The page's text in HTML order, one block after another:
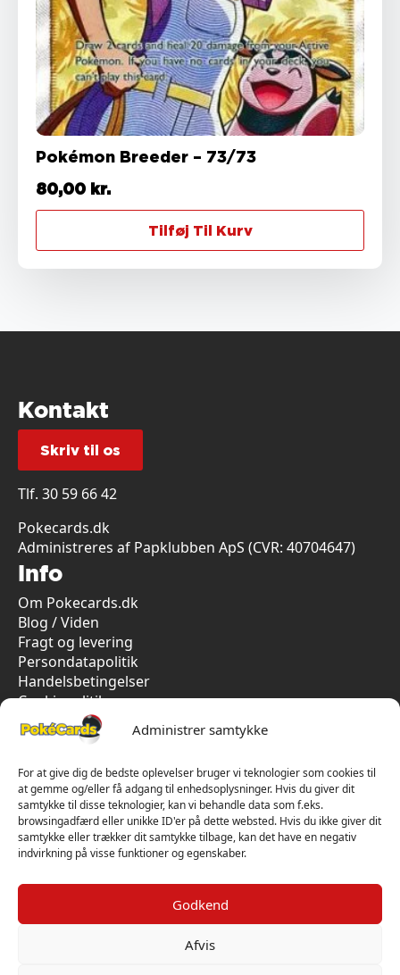
Administrer samtykke
For at give dig de bedste oplevelser bruger vi teknologier som cookies til
at gemme og/eller få adgang til enhedsoplysninger. Hvis du giver dit
samtykke til disse teknologier, kan vi behandle data som f.eks.
browsingadfærd eller unikke ID'er på dette websted. Hvis du ikke giver dit
samtykke eller trækker dit samtykke tilbage, kan det have en negativ
indvirkning på visse funktioner og egenskaber.
Godkend
Afvis
Pokémon Breeder – 73/73
80,00 kr.
Tilføj Til Kurv
Kontakt
Skriv til os
Tlf. 30 59 66 42
Pokecards.dk
Administreres af Papklubben ApS (CVR: 40704647)
Info
Om Pokecards.dk
Blog / Viden
Fragt og levering
Persondatapolitik
Handelsbetingelser
Cookiepolitik
Vi har kun 5-stjernet anmeldelser på Trustpilot